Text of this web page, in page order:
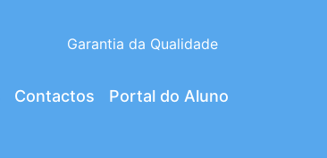
Garantia da Qualidade
Contactos Portal do Aluno